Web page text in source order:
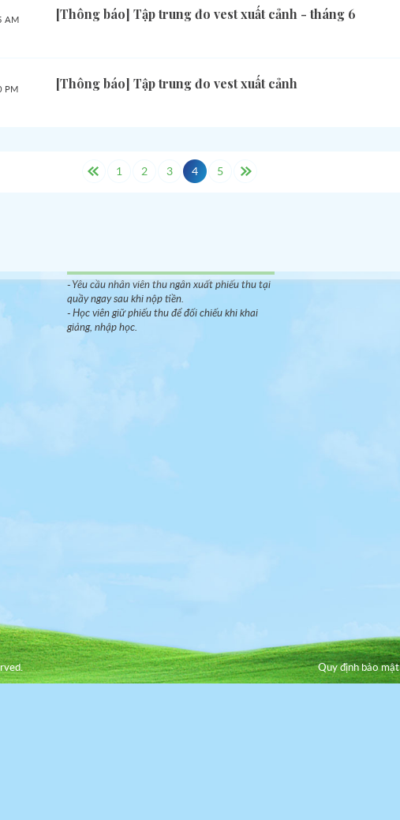
AM [Thông báo] Tập trung đo vest xuất cảnh - tháng 6
PM [Thông báo] Tập trung đo vest xuất cảnh
1 2 3 4 5
Ngân hàng:
ACB, CN DONG SAI GON - HCM
Ngoài tài khoản chỉ định trên, học viên
- Yêu cầu nhân viên thu ngân xuất phiếu thu tại
quầy ngay sau khi nộp tiền.
- Học viên giữ phiếu thu để đối chiếu khi khai
giảng, nhập học.
Quy định bảo mật